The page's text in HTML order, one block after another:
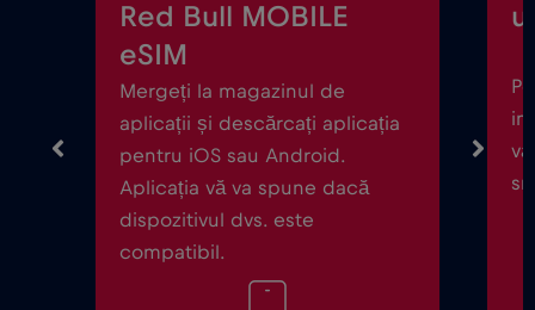
Red Bull MOBILE
eSIM
Mergeți la magazinul de
aplicații și descărcați aplicația
pentru iOS sau Android.
Aplicația vă va spune dacă
dispozitivul dvs. este
compatibil.
ul